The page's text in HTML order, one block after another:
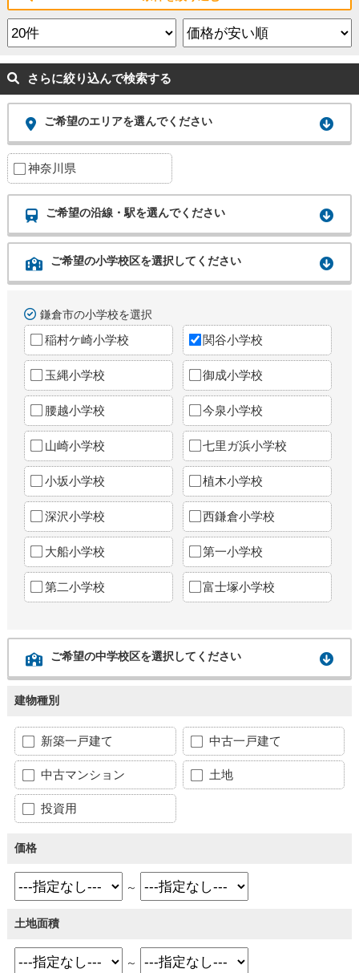
さらに絞り込んで検索する
ご希望のエリアを選んでください
神奈川県
ご希望の沿線・駅を選んでください
ご希望の小学校区を選択してください
鎌倉市の小学校を選択
稲村ケ崎小学校 関谷小学校
玉縄小学校 御成小学校
腰越小学校 今泉小学校
山崎小学校 七里ガ浜小学校
小坂小学校 植木小学校
深沢小学校 西鎌倉小学校
大船小学校 第一小学校
第二小学校 富士塚小学校
ご希望の中学校区を選択してください
建物種別
新築一戸建て 中古一戸建て
中古マンション 土地
投資用
価格
～
土地面積
～